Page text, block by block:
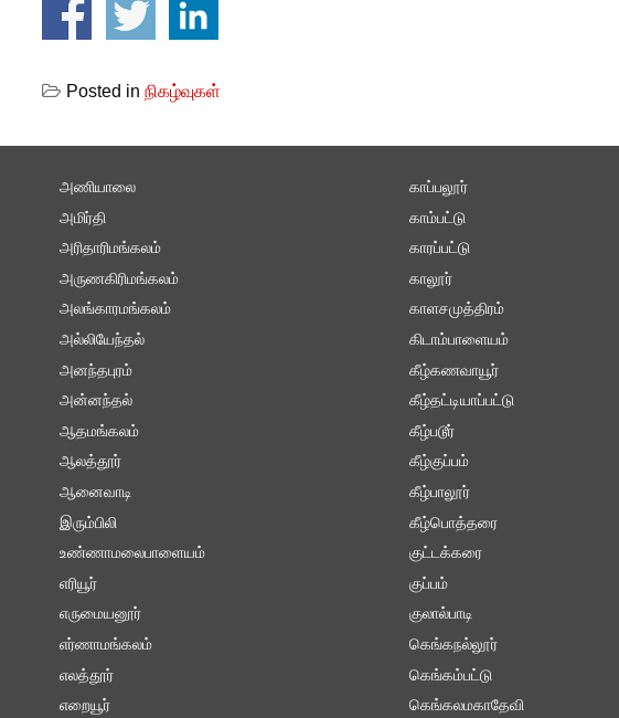
Posted in நிகழ்வுகள்
அணியாலை
அமிர்தி
அரிதாரிமங்கலம்
அருணகிரிமங்கலம்
அலங்காரமங்கலம்
அல்லியேந்தல்
அனந்தபுரம்
அன்னந்தல்
ஆதமங்கலம்
ஆலத்தூர்
ஆனைவாடி
இரும்பிலி
உண்ணாமலைபாளையம்
எரியூர்
எருமையனூர்
எர்ணாமங்கலம்
எலத்தூர்
எறையூர்
காப்பலூர்
காம்பட்டு
காரப்பட்டு
காலூர்
காளசமுத்திரம்
கிடாம்பாளையம்
கீழ்கணவாயூர்
கீழ்தட்டியாப்பட்டு
கீழ்படூர்
கீழ்குப்பம்
கீழ்பாலூர்
கீழ்பொத்தரை
குட்டக்கரை
குப்பம்
குலால்பாடி
கெங்கநல்லூர்
கெங்கம்பட்டு
கெங்கலமகாதேவி